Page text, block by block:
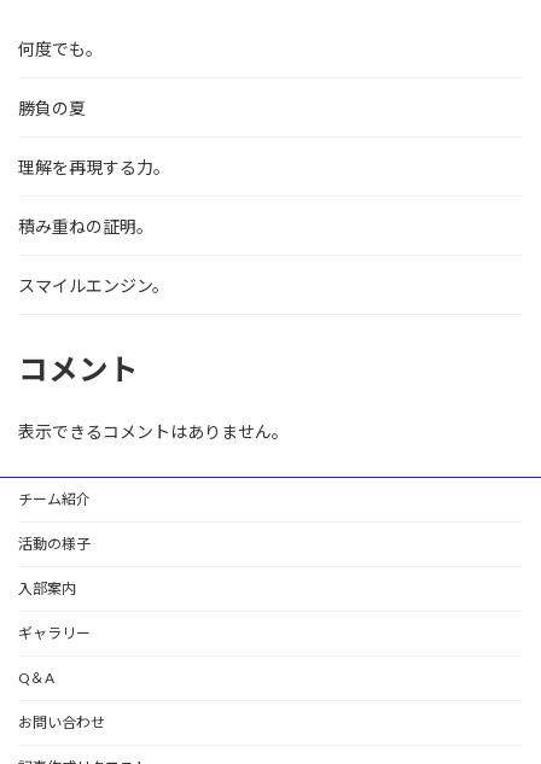
何度でも。
勝負の夏
理解を再現する力。
積み重ねの証明。
スマイルエンジン。
コメント
表示できるコメントはありません。
チーム紹介
活動の様子
入部案内
ギャラリー
Q＆A
お問い合わせ